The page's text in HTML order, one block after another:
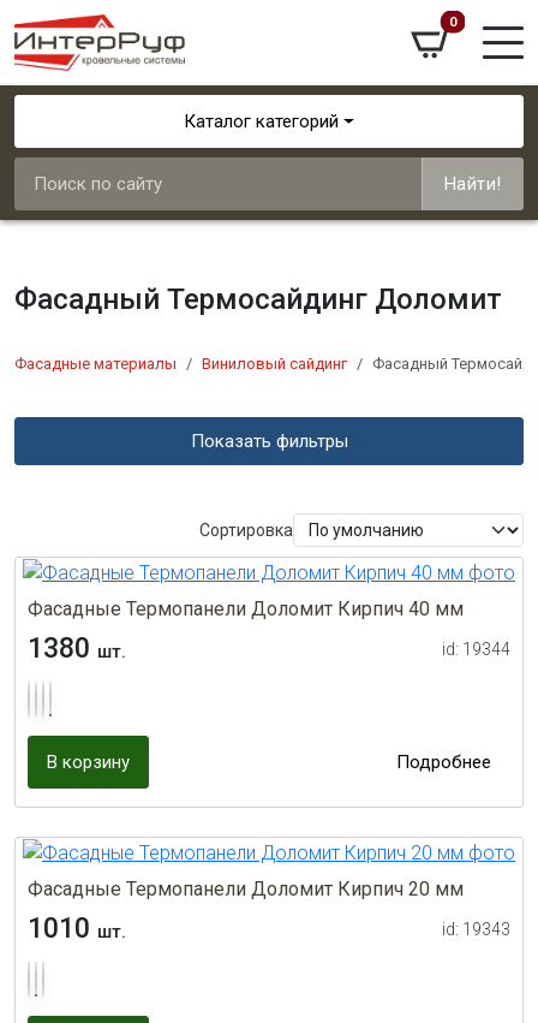
0
Каталог категорий
Найти!
Фасадный Термосайдинг Доломит
Фасадные материалы Виниловый сайдинг Фасадный
Показать фильтры
Сортировка
Фасадные Термопанели Доломит Кирпич 40 мм
1380 шт. id: 19344
В корзину Подробнее
Фасадные Термопанели Доломит Кирпич 20 мм
1010 шт. id: 19343